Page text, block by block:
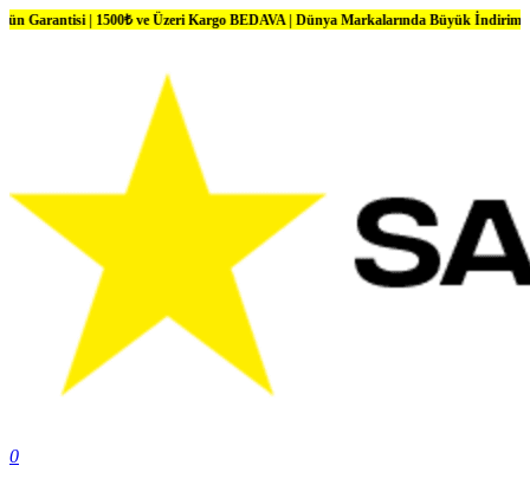
| 1500₺ ve Üzeri Kargo BEDAVA | Dünya Markalarında Büyük İndirimler
0